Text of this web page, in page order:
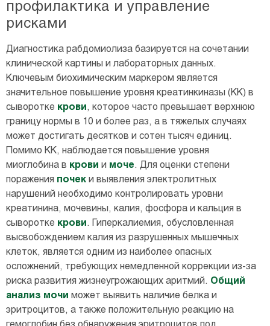
профилактика и управление
рисками
Диагностика рабдомиолиза базируется на сочетании
клинической картины и лабораторных данных.
Ключевым биохимическим маркером является
значительное повышение уровня креатинкиназы (КК) в
сыворотке крови, которое часто превышает верхнюю
границу нормы в 10 и более раз, а в тяжелых случаях
может достигать десятков и сотен тысяч единиц.
Помимо КК, наблюдается повышение уровня
миоглобина в крови и моче. Для оценки степени
поражения почек и выявления электролитных
нарушений необходимо контролировать уровни
креатинина, мочевины, калия, фосфора и кальция в
сыворотке крови. Гиперкалиемия, обусловленная
высвобождением калия из разрушенных мышечных
клеток, является одним из наиболее опасных
осложнений, требующих немедленной коррекции из-за
риска развития жизнеугрожающих аритмий. Общий
анализ мочи может выявить наличие белка и
эритроцитов, а также положительную реакцию на